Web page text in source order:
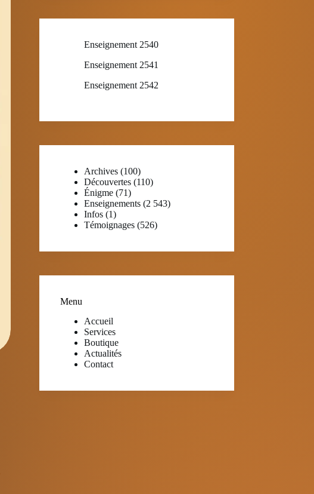
Enseignement 2540
Enseignement 2541
Enseignement 2542
Archives (100)
Découvertes (110)
Énigme (71)
Enseignements (2 543)
Infos (1)
Témoignages (526)
Menu
Accueil
Services
Boutique
Actualités
Contact